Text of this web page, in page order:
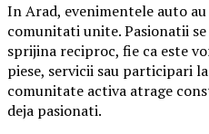
In Arad, evenimentele auto
comunitati unite. Pasionatii se
sprijina reciproc, fie ca este
piese, servicii sau participari
comunitate activa atrage
deja pasionati.